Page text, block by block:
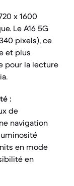
x 1600
Le A16 5G
pixels), ce
et plus
pour la lecture
:
de
navigation
en mode
en